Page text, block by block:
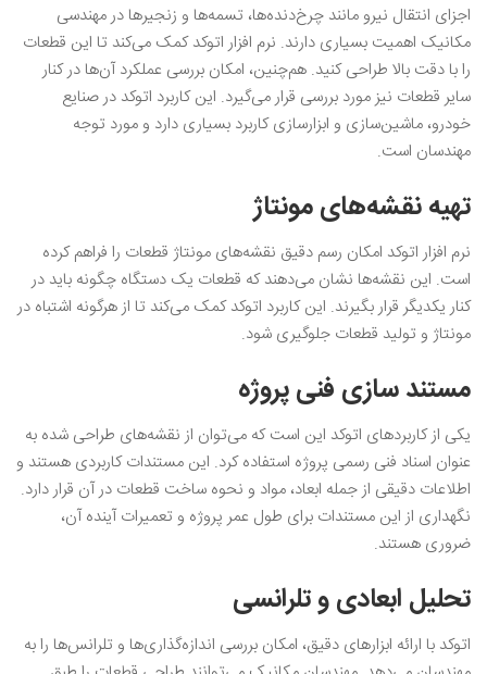
اجزای انتقال نیرو مانند چرخ‌دنده‌ها، تسمه‌ها و زنجیرها در مهندسی
مکانیک اهمیت بسیاری دارند. نرم افزار اتوکد کمک می‌کند تا این قطعات
را با دقت بالا طراحی کنید. هم‌چنین، امکان بررسی عملکرد آن‌ها در کنار
سایر قطعات نیز مورد بررسی قرار می‌گیرد. این کاربرد اتوکد در صنایع
خودرو، ماشین‌سازی و ابزارسازی کاربرد بسیاری دارد و مورد توجه
مهندسان است.
تهیه نقشه‌های مونتاژ
نرم افزار اتوکد امکان رسم دقیق نقشه‌های مونتاژ قطعات را فراهم کرده
است. این نقشه‌ها نشان می‌دهند که قطعات یک دستگاه چگونه باید در
کنار یکدیگر قرار بگیرند. این کاربرد اتوکد کمک می‌کند تا از هرگونه اشتباه در
مونتاژ و تولید قطعات جلوگیری شود.
مستند سازی فنی پروژه
یکی از کاربردهای اتوکد این است که می‌توان از نقشه‌های طراحی شده به
عنوان اسناد فنی رسمی پروژه استفاده کرد. این مستندات کاربردی هستند و
اطلاعات دقیقی از جمله ابعاد، مواد و نحوه ساخت قطعات در آن قرار دارد.
نگهداری از این مستندات برای طول عمر پروژه و تعمیرات آینده آن،
ضروری هستند.
تحلیل ابعادی و تلرانسی
اتوکد با ارائه ابزارهای دقیق، امکان بررسی اندازه‌گذاری‌ها و تلرانس‌ها را به